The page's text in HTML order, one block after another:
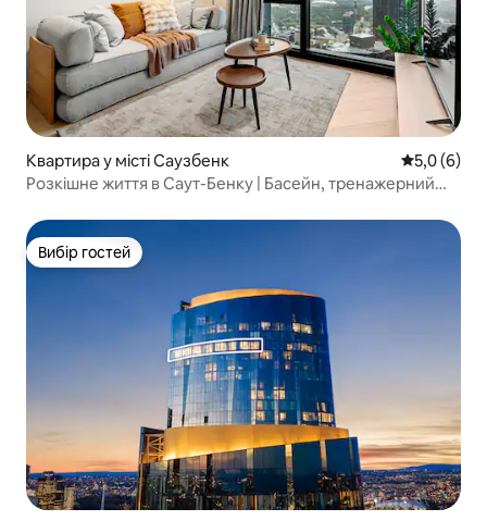
Квартира у місті Саузбенк Середня
5,0 (6)
Розкішне життя в Саут-Бенку | Басейн, тренажерний
Вибір гостей
Вибір гостей